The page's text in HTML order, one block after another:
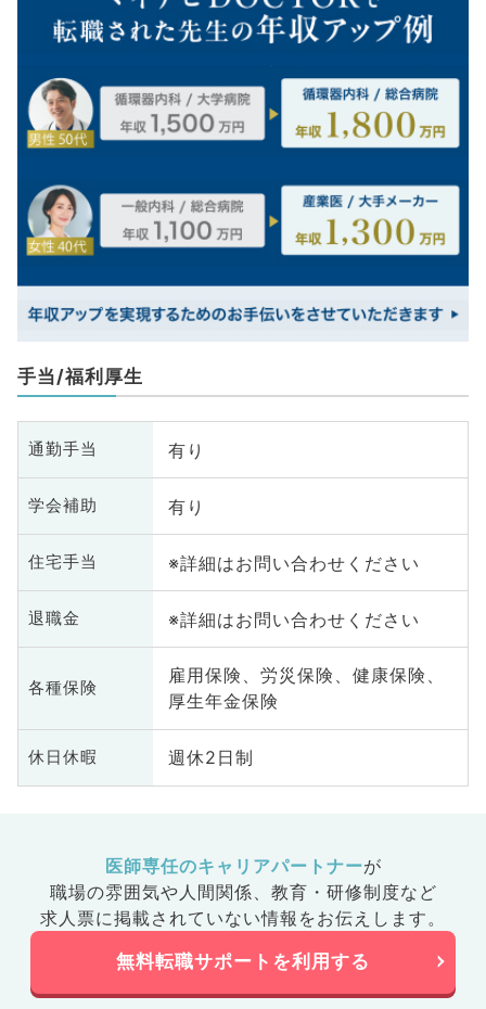
手当/福利厚生
通勤手当 有り
学会補助 有り
住宅手当 ※詳細はお問い合わせください
退職金 ※詳細はお問い合わせください
各種保険
雇用保険、労災保険、健康保険、
厚生年金保険
休日休暇 週休2日制
医師専任のキャリアパートナーが
職場の雰囲気や人間関係、 教育・研修制度など
求人票に掲載されていない情報をお伝えします。
無料転職サポートを利用する